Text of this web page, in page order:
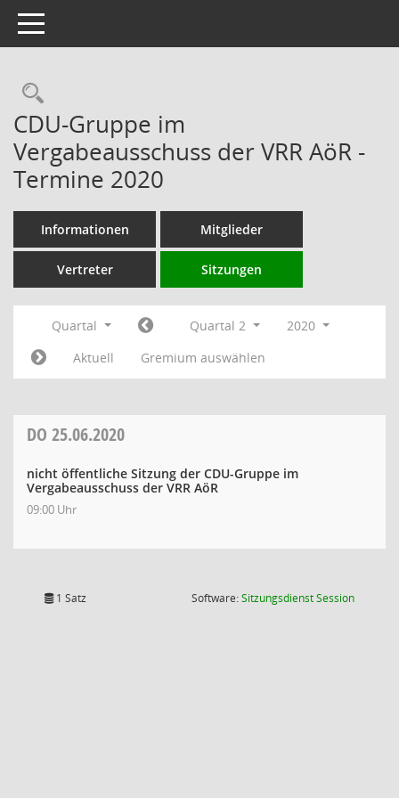
Toggle navigation
Rechercheauswahl
CDU-Gruppe im
Vergabeausschuss der VRR AöR -
Termine 2020
Informationen Mitglieder
Vertreter Sitzungen
Quartal Quartal 2
2020
Aktuell
Gremium auswählen
DO 25.06.2020
nicht öffentliche Sitzung der CDU-Gruppe im
Vergabeausschuss der VRR AöR
09:00 Uhr
1 Satz Software:SitzungsdienstSession(Wird in